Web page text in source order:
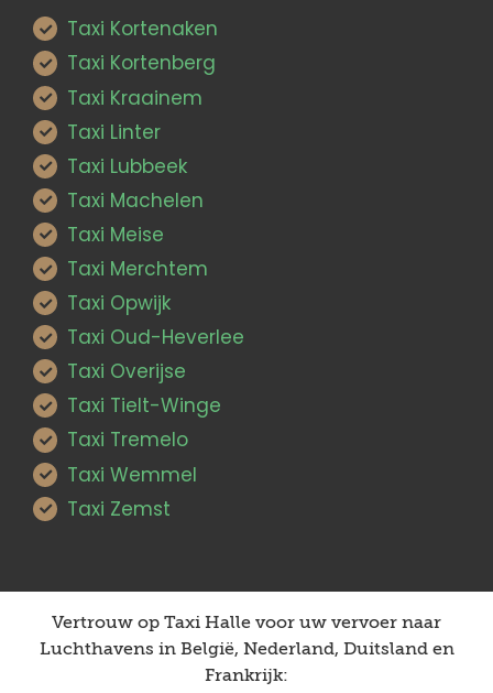
Taxi Kortenaken
Taxi Kortenberg
Taxi Kraainem
Taxi Linter
Taxi Lubbeek
Taxi Machelen
Taxi Meise
Taxi Merchtem
Taxi Opwijk
Taxi Oud-Heverlee
Taxi Overijse
Taxi Tielt-Winge
Taxi Tremelo
Taxi Wemmel
Taxi Zemst
Vertrouw op Taxi Halle voor uw vervoer naar
Luchthavens in België, Nederland, Duitsland en
Frankrijk: